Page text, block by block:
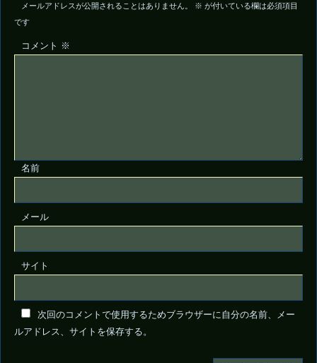
メールアドレスが公開されることはありません。 ※ が付いている欄は必須項目
です
コメント ※
名前
メール
サイト
次回のコメントで使用するためブラウザーに自分の名前、メー
ルアドレス、サイトを保存する。